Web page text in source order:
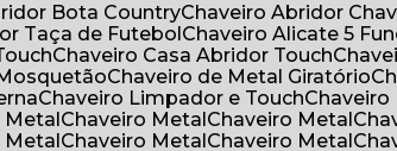
Bota Country
Chaveiro Abridor
Taça de Futebol
Chaveiro Alicate 5
Chaveiro Casa Abridor Touch
Chaveiro de Metal Giratório
Chaveiro Limpador e Touch
Metal Chaveiro Metal Chaveiro Metal
Metal Chaveiro Metal Chaveiro Metal